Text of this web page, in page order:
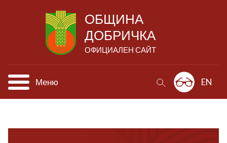
ОБЩИНА
ДОБРИЧКА
ОФИЦИАЛЕН САЙТ
Меню EN